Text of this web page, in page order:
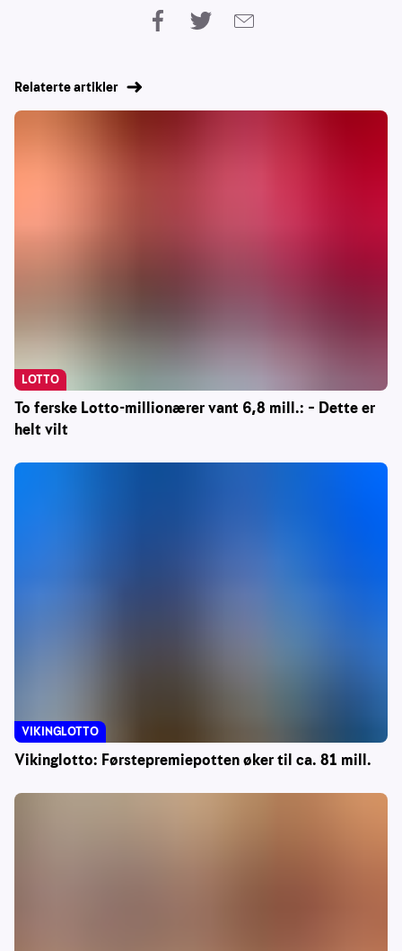
Relaterte artikler
To ferske Lotto-millionærer vant 6,8 mill.: – Dette er
helt vilt
LOTTO
Vikinglotto: Førstepremiepotten øker til ca. 81 mill.
VIKINGLOTTO